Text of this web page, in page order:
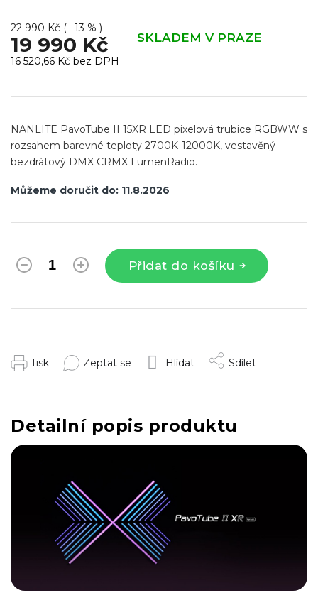
22 990 Kč ( –13 % )
19 990 Kč SKLADEM V PRAZE
16 520,66 Kč bez DPH
cena:
Můžeme doručit do: 11.8.2026
Přidat do košíku
NANLITE PavoTube II 15XR LED pixelová trubice RGBWW s
rozsahem barevné teploty 2700K-12000K, vestavěný
bezdrátový DMX CRMX LumenRadio.
Tisk Zeptat se Hlídat Sdílet
Detailní popis produktu